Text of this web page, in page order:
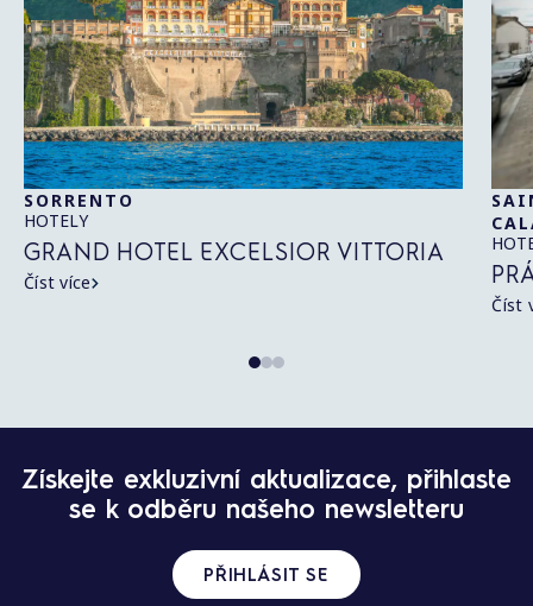
SORRENTO
HOTELY
GRAND HOTEL EXCELSIOR VITTORIA
Číst více
Číst
N
a
Získejte exkluzivní aktualizace, přihlaste
se k odběru našeho newsletteru
PŘIHLÁSIT SE